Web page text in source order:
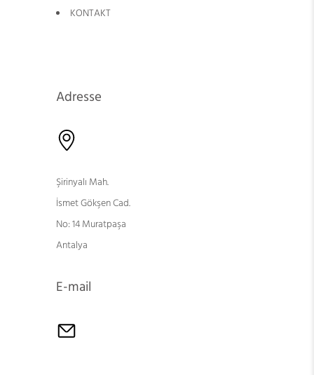
KONTAKT
Adresse
Şirinyalı Mah.
İsmet Gökşen Cad.
No: 14 Muratpaşa
Antalya
E-mail